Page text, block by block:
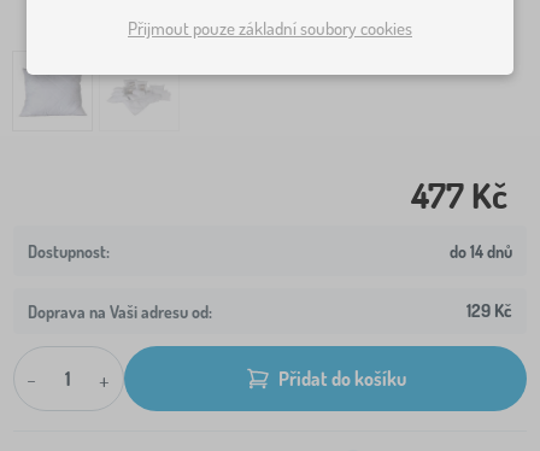
477 Kč
do 14 dnů
Doprava na Vaši adresu od: 129 Kč
- + Přidat do košíku
Přijmout pouze základní soubory cookies